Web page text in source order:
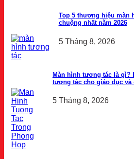
Top 5 thương hiệu màn
chuộng nhất năm 2026
5 Tháng 8, 2026
Màn hình tương tác là gì?
tương tác cho giáo dục và
5 Tháng 8, 2026